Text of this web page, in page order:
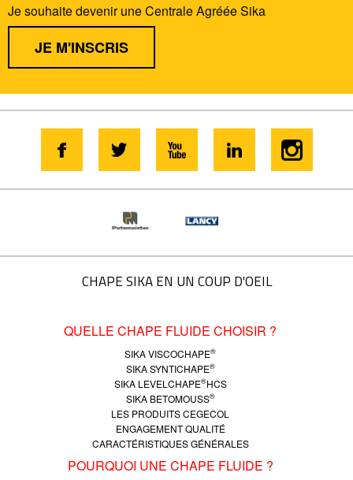
Je souhaite devenir une Centrale Agréée Sika
JE M'INSCRIS
CHAPE SIKA EN UN COUP D'OEIL
QUELLE CHAPE FLUIDE CHOISIR ?
SIKA VISCOCHAPE®
SIKA SYNTICHAPE®
SIKA LEVELCHAPE®HCS
SIKA BETOMOUSS®
LES PRODUITS CEGECOL
ENGAGEMENT QUALITÉ
CARACTÉRISTIQUES GÉNÉRALES
POURQUOI UNE CHAPE FLUIDE ?